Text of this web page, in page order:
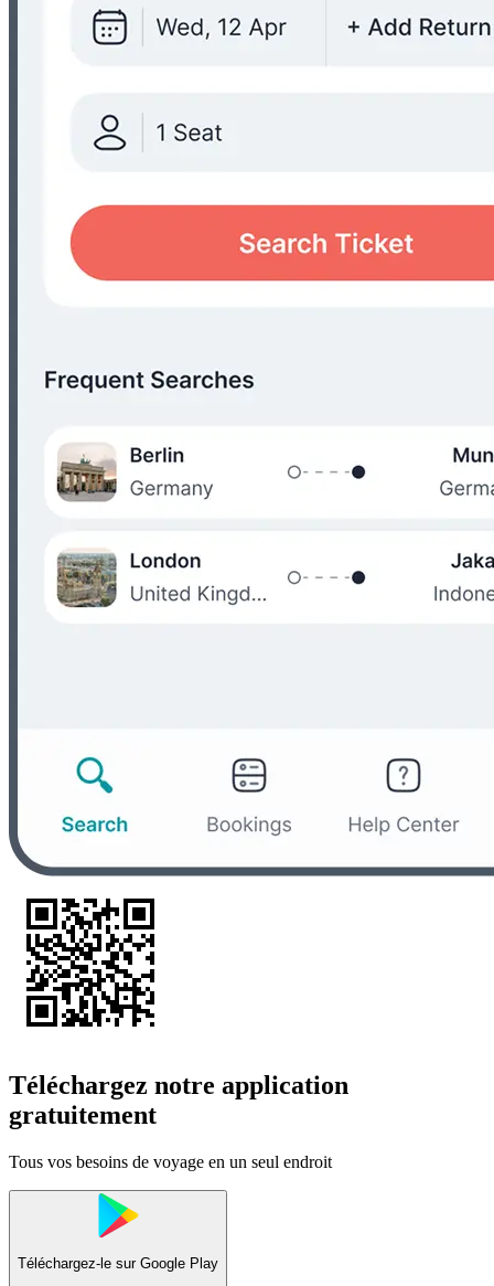
Téléchargez notre application
gratuitement
Tous vos besoins de voyage en un seul endroit
Téléchargez-le sur Google Play